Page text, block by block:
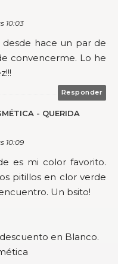
10:03
hace un par de
convencerme. Lo he
Responder
- QUERIDA
10:09
es mi color favorito.
pitillos en clor verde
Un bsito!
en Blanco.